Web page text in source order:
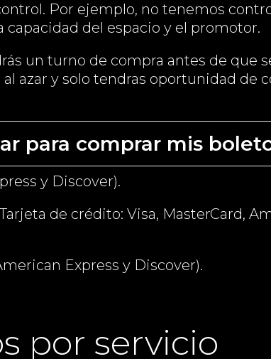
Por ejemplo, no tenemos
del espacio y el promotor.
un turno de compra antes de que
azar y solo tendras oportunidad de
para comprar mis
y Discover).
de crédito: Visa, MasterCard,
Express y Discover).
por servicio